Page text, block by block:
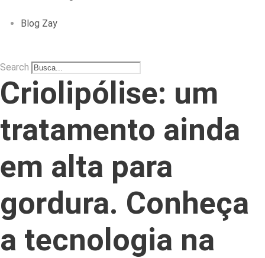
Blog Zay
Search
Criolipólise: um
tratamento ainda
em alta para
gordura. Conheça
a tecnologia na